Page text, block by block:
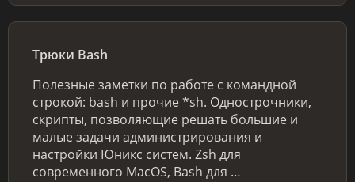
Трюки Bash
Полезные заметки по работе с командной
строкой: bash и прочие *sh. Однострочники,
скрипты, позволяющие решать большие и
малые задачи администрирования и
настройки Юникс систем. Zsh для
современного MacOS, Bash для …